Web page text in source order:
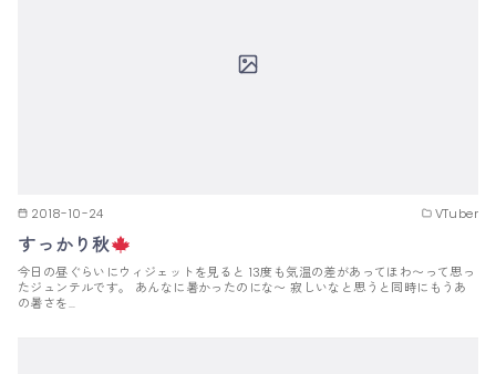
2018-10-24 VTuber
すっかり秋
今日の昼ぐらいにウィジェットを見ると 13度も気温の差があってほわ〜って思っ
たジュンテルです。 あんなに暑かったのにな〜 寂しいなと思うと同時にもうあ
の暑さを…